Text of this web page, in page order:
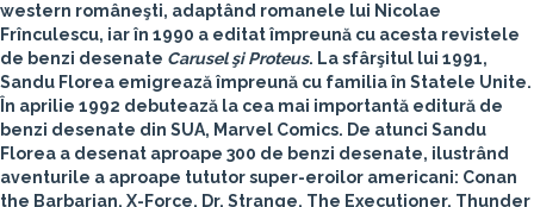
western româneşti, adaptând romanele lui Nicolae
Frînculescu, iar în 1990 a editat împreună cu acesta revistele
de benzi desenate Carusel şi Proteus. La sfârşitul lui 1991,
Sandu Florea emigrează împreună cu familia în Statele Unite.
În aprilie 1992 debutează la cea mai importantă editură de
benzi desenate din SUA, Marvel Comics. De atunci Sandu
Florea a desenat aproape 300 de benzi desenate, ilustrând
aventurile a aproape tututor super-eroilor americani: Conan
the Barbarian, X-Force, Dr. Strange, The Executioner, Thunder